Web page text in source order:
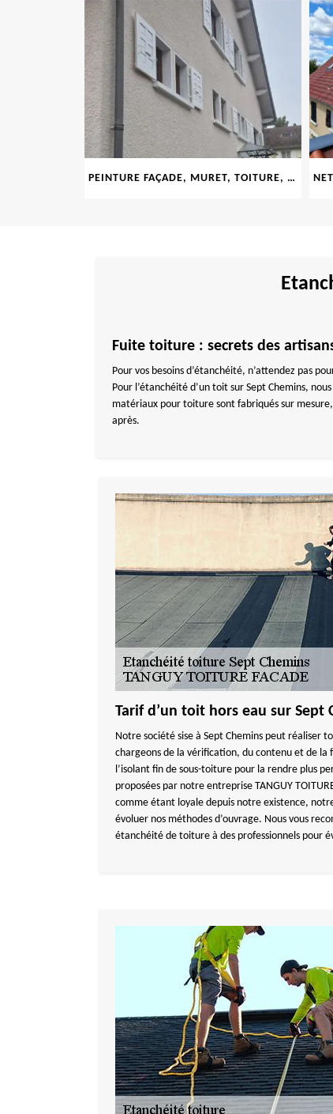
PEINTURE FAÇADE, MURET, TOITURE, BOISERIE, FERRONERIE, GOUTTIÈRE 69
Fuite toiture : secrets des artisans
Pour vos besoins d’étanchéité, n’attendez pas
Pour l’étanchéité d’un toit sur Sept Chemins,
matériaux pour toiture sont fabriqués sur
après.
Tarif d’un toit hors eau sur Sept
Notre société sise à Sept Chemins peut réaliser
chargeons de la vérification, du contenu et de la
l’isolant fin de sous-toiture pour la rendre plus
proposées par notre entreprise TANGUY
comme étant loyale depuis notre existence,
évoluer nos méthodes d’ouvrage. Nous vous
étanchéité de toiture à des professionnels pour